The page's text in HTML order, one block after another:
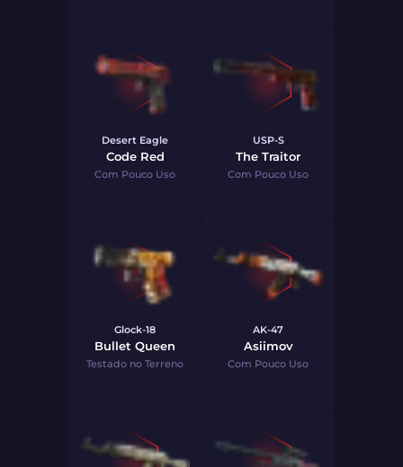
Desert Eagle
Code Red
Com Pouco Uso
USP-S
The Traitor
Com Pouco Uso
Glock-18
Bullet Queen
Testado no Terreno
AK-47
Asiimov
Com Pouco Uso